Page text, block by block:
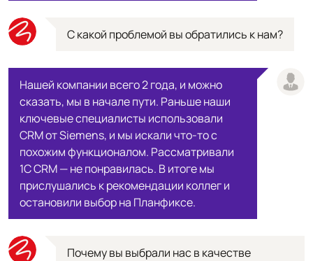
С какой проблемой вы обратились к нам?
Нашей компании всего 2 года, и можно
сказать, мы в начале пути. Раньше наши
ключевые специалисты использовали
CRM от Siemens, и мы искали что-то с
похожим функционалом. Рассматривали
1С CRM — не понравилась. В итоге мы
прислушались к рекомендации коллег и
остановили выбор на Планфиксе.
Почему вы выбрали нас в качестве